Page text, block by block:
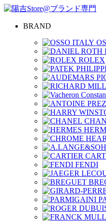
BRAND
ROLEX
FENDI